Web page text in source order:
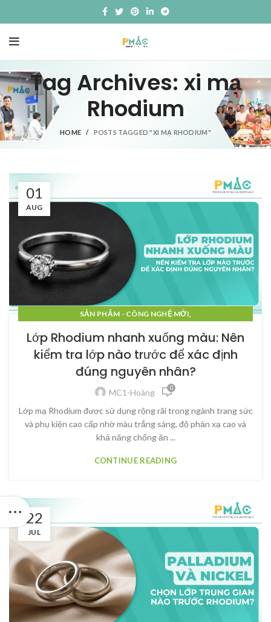
Tag Archives: xi mạ
Rhodium
HOME POSTS TAGGED "XI MẠ RHODIUM"
01
AUG
SẢN PHẨM - CÔNG NGHỆ MỚI,
Lớp Rhodium nhanh xuống màu: Nên
kiểm tra lớp nào trước để xác định
đúng nguyên nhân?
MC1-Hoàng 0
Lớp mạ Rhodium được sử dụng rộng rãi trong ngành trang sức
và phụ kiện cao cấp nhờ màu trắng sáng, độ phản xạ cao và
khả năng chống ăn ...
CONTINUE READING
22
JUL